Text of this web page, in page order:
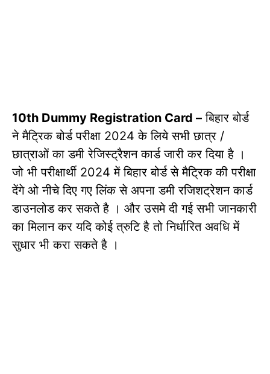
10th Dummy Registration Card – बिहार बोर्ड
ने मैट्रिक बोर्ड परीक्षा 2024 के लिये सभी छात्र /
छात्राओं का डमी रेजिस्ट्रैशन कार्ड जारी कर दिया है ।
जो भी परीक्षार्थी 2024 में बिहार बोर्ड से मैट्रिक की परीक्षा
देंगे ओ नीचे दिए गए लिंक से अपना डमी रजिशट्रेशन कार्ड
डाउनलोड कर सकते है । और उसमे दी गई सभी जानकारी
का मिलान कर यदि कोई त्रुटि है तो निर्धारित अवधि में
सुधार भी करा सकते है ।